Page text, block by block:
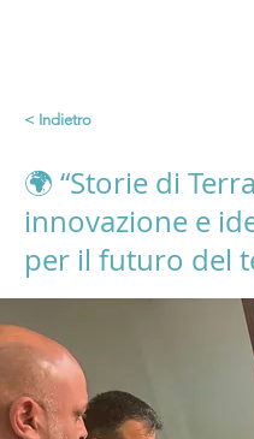
< Indietro
🌍 “Storie di
innovazione e
per il futuro del